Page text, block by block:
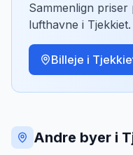
Sammenlign
lufthavne i Tjekkiet.
Billeje i
Andre byer i